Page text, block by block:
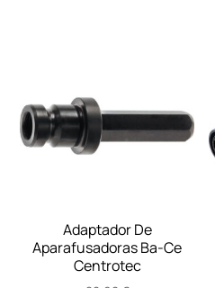
Adaptador De
Aparafusadoras Ba-Ce
Centrotec